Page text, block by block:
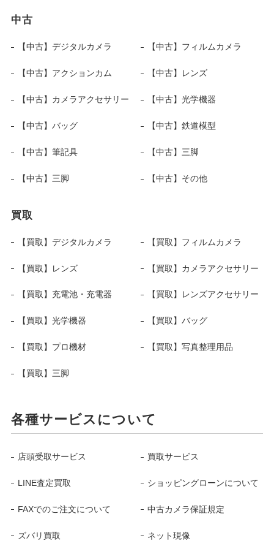
中古
【中古】デジタルカメラ 【中古】フィルムカメラ
【中古】アクションカム 【中古】レンズ
【中古】カメラアクセサリー 【中古】光学機器
【中古】バッグ 【中古】鉄道模型
【中古】筆記具 【中古】三脚
【中古】三脚 【中古】その他
買取
【買取】デジタルカメラ 【買取】フィルムカメラ
【買取】レンズ 【買取】カメラアクセサリー
【買取】充電池・充電器 【買取】レンズアクセサリー
【買取】光学機器 【買取】バッグ
【買取】プロ機材 【買取】写真整理用品
【買取】三脚
各種サービスについて
店頭受取サービス 買取サービス
LINE査定買取 ショッピングローンについて
FAXでのご注文について 中古カメラ保証規定
ズバリ買取 ネット現像